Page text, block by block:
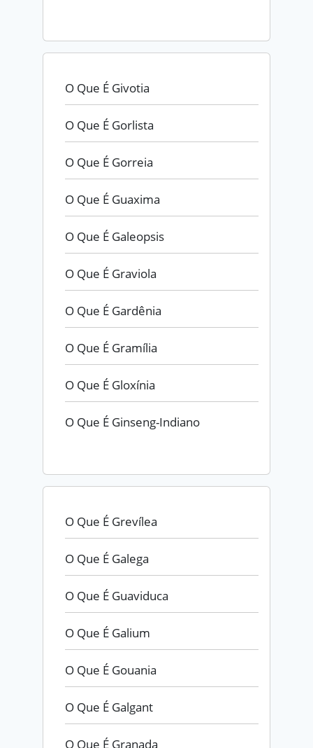
O Que É Givotia
O Que É Gorlista
O Que É Gorreia
O Que É Guaxima
O Que É Galeopsis
O Que É Graviola
O Que É Gardênia
O Que É Gramília
O Que É Gloxínia
O Que É Ginseng-Indiano
O Que É Grevílea
O Que É Galega
O Que É Guaviduca
O Que É Galium
O Que É Gouania
O Que É Galgant
O Que É Granada